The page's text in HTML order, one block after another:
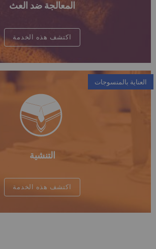
المعالجة ضد العث
اكتشف هذه الخدمة
التنشية
اكتشف هذه الخدمة
العناية بالمنسوجات